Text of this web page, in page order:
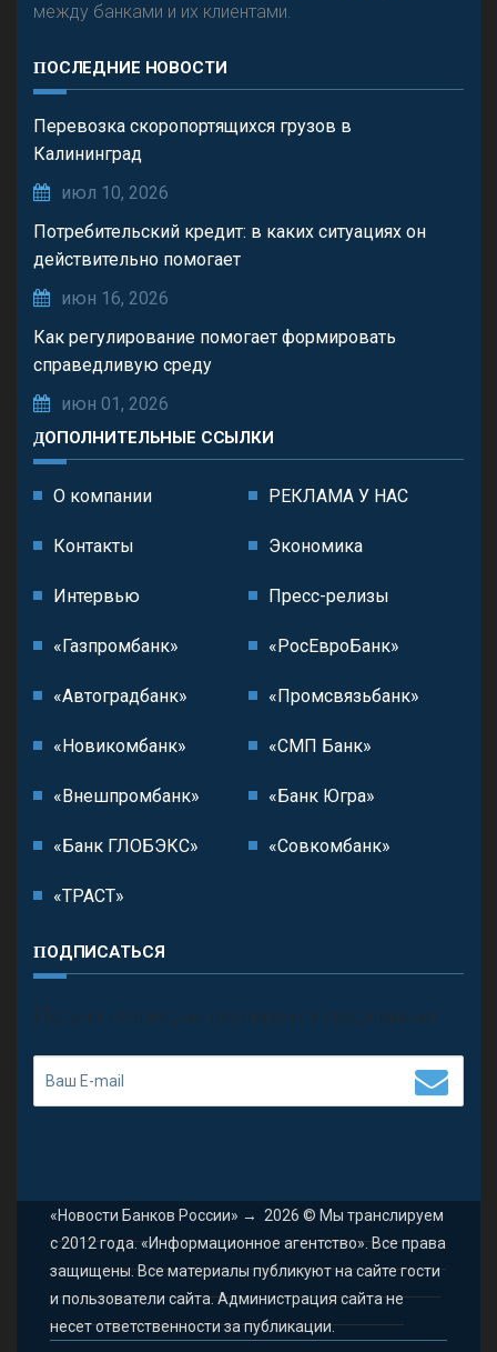
между банками и их клиентами.
ПОСЛЕДНИЕ НОВОСТИ
Перевозка скоропортящихся грузов в
Калининград
июл 10, 2026
Потребительский кредит: в каких ситуациях он
действительно помогает
июн 16, 2026
Как регулирование помогает формировать
справедливую среду
июн 01, 2026
ДОПОЛНИТЕЛЬНЫЕ ССЫЛКИ
О компании РЕКЛАМА У НАС
Контакты Экономика
Интервью Пресс-релизы
«Газпромбанк» «РосЕвроБанк»
«Автоградбанк» «Промсвязьбанк»
«Новикомбанк» «СМП Банк»
«Внешпромбанк» «Банк Югра»
«Банк ГЛОБЭКС» «Совкомбанк»
«ТРАСТ»
ПОДПИСАТЬСЯ
П олучить последние обновления и предложения.
«Новости Банков России» → 2026 © Мы транслируем
с 2012 года. «Информационное агентство». Все права
защищены. Все материалы публикуют на сайте гости
и пользователи сайта. Администрация сайта не
несет ответственности за публикации.